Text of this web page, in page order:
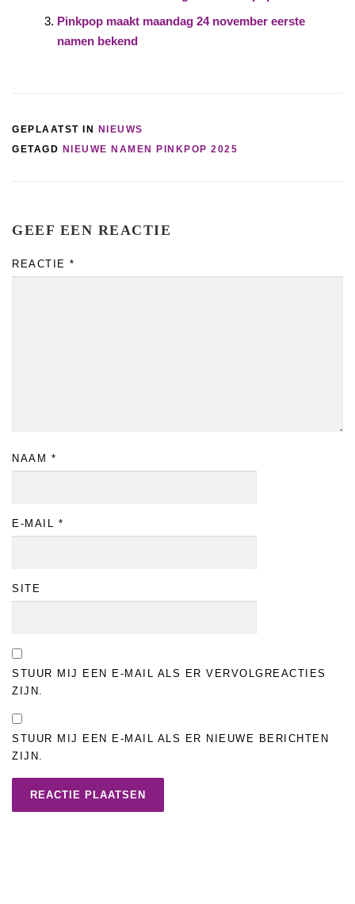
Pinkpop maakt maandag 24 november eerste
namen bekend
GEPLAATST IN
NIEUWS
GETAGD NIEUWE NAMEN PINKPOP 2025
GEEF EEN REACTIE
REACTIE *
NAAM *
E-MAIL *
SITE
STUUR MIJ EEN E-MAIL ALS ER VERVOLGREACTIES
ZIJN.
STUUR MIJ EEN E-MAIL ALS ER NIEUWE BERICHTEN
ZIJN.